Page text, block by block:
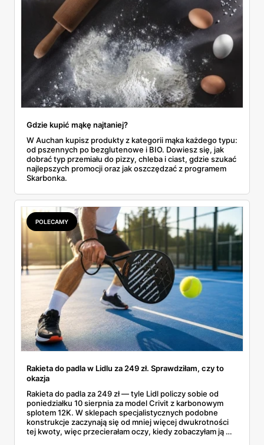
Gdzie kupić mąkę najtaniej?
W Auchan kupisz produkty z kategorii mąka każdego typu:
od pszennych po bezglutenowe i BIO. Dowiesz się, jak
dobrać typ przemiału do pizzy, chleba i ciast, gdzie szukać
najlepszych promocji oraz jak oszczędzać z programem
Skarbonka.
POLECAMY
Rakieta do padla w Lidlu za 249 zł. Sprawdziłam, czy to
okazja
Rakieta do padla za 249 zł — tyle Lidl policzy sobie od
poniedziałku 10 sierpnia za model Crivit z karbonowym
splotem 12K. W sklepach specjalistycznych podobne
konstrukcje zaczynają się od mniej więcej dwukrotności
tej kwoty, więc przecierałam oczy, kiedy zobaczyłam ją w